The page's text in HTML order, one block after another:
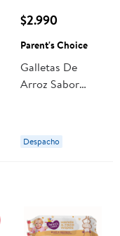
$2.990
Parent's Choice
Galletas De
Arroz Sabor
Despacho